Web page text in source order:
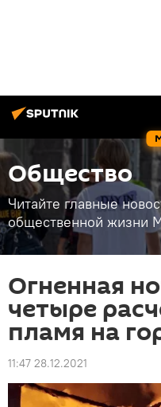
Общество
Читайте главные
общественной жизни
Огненная
четыре
пламя на
11:47 28.12.2021